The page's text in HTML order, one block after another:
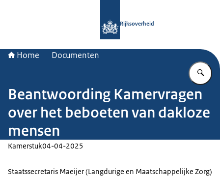
Rijksoverheid
Home Documenten
Beantwoording Kamervragen
over het beboeten van dakloze
mensen
Kamerstuk04-04-2025
Staatssecretaris Maeijer (Langdurige en Maatschappelijke Zorg)